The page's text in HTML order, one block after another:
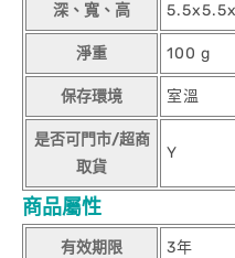
深、寬、高
淨重 100 g
保存環境 室溫
是否可門市/超商
取貨
Y
商品屬性
有效期限 3年